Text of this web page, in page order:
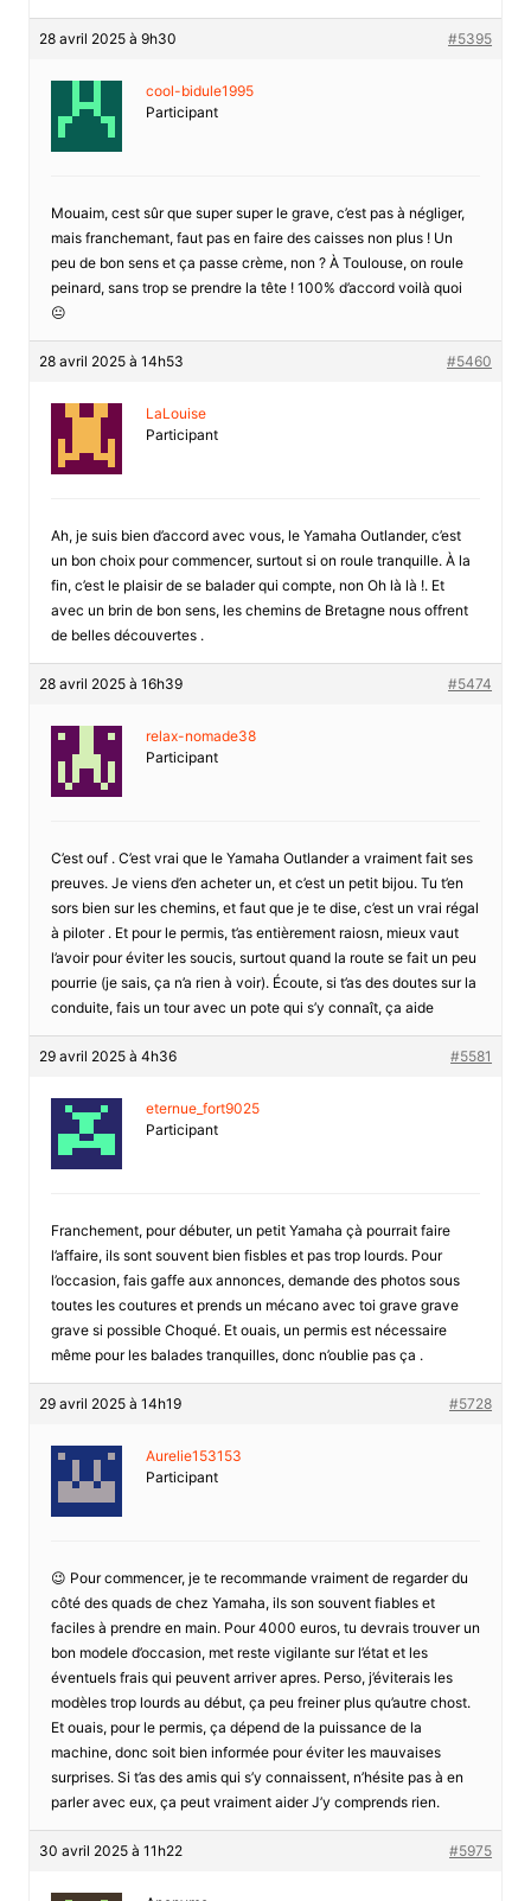
28 avril 2025 à 9h30 #5395
cool-bidule1995
Participant
Mouaim, cest sûr que super super le grave, c’est pas à négliger,
mais franchemant, faut pas en faire des caisses non plus ! Un
peu de bon sens et ça passe crème, non ? À Toulouse, on roule
peinard, sans trop se prendre la tête ! 100% d’accord voilà quoi
😐
28 avril 2025 à 14h53 #5460
LaLouise
Participant
Ah, je suis bien d’accord avec vous, le Yamaha Outlander, c’est
un bon choix pour commencer, surtout si on roule tranquille. À la
fin, c’est le plaisir de se balader qui compte, non Oh là là !. Et
avec un brin de bon sens, les chemins de Bretagne nous offrent
de belles découvertes .
28 avril 2025 à 16h39 #5474
relax-nomade38
Participant
C’est ouf . C’est vrai que le Yamaha Outlander a vraiment fait ses
preuves. Je viens d’en acheter un, et c’est un petit bijou. Tu t’en
sors bien sur les chemins, et faut que je te dise, c’est un vrai régal
à piloter . Et pour le permis, t’as entièrement raiosn, mieux vaut
l’avoir pour éviter les soucis, surtout quand la route se fait un peu
pourrie (je sais, ça n’a rien à voir). Écoute, si t’as des doutes sur la
conduite, fais un tour avec un pote qui s’y connaît, ça aide
29 avril 2025 à 4h36 #5581
eternue_fort9025
Participant
Franchement, pour débuter, un petit Yamaha çà pourrait faire
l’affaire, ils sont souvent bien fisbles et pas trop lourds. Pour
l’occasion, fais gaffe aux annonces, demande des photos sous
toutes les coutures et prends un mécano avec toi grave grave
grave si possible Choqué. Et ouais, un permis est nécessaire
même pour les balades tranquilles, donc n’oublie pas ça .
29 avril 2025 à 14h19 #5728
Aurelie153153
Participant
😉 Pour commencer, je te recommande vraiment de regarder du
côté des quads de chez Yamaha, ils son souvent fiables et
faciles à prendre en main. Pour 4000 euros, tu devrais trouver un
bon modele d’occasion, met reste vigilante sur l’état et les
éventuels frais qui peuvent arriver apres. Perso, j’éviterais les
modèles trop lourds au début, ça peu freiner plus qu’autre chost.
Et ouais, pour le permis, ça dépend de la puissance de la
machine, donc soit bien informée pour éviter les mauvaises
surprises. Si t’as des amis qui s’y connaissent, n’hésite pas à en
parler avec eux, ça peut vraiment aider J’y comprends rien.
30 avril 2025 à 11h22 #5975